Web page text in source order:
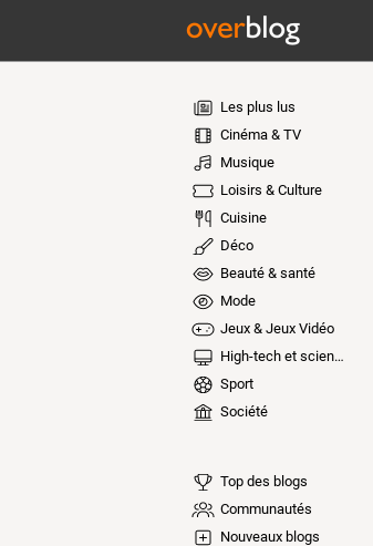
Les plus lus
Cinéma & TV
Musique
Loisirs & Culture
Cuisine
Déco
Beauté & santé
Mode
Jeux & Jeux Vidéo
High-tech et sciences
Sport
Société
Top des blogs
Communautés
Nouveaux blogs